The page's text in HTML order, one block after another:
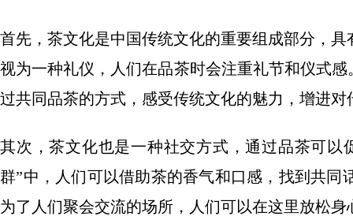
首先，茶文化是中国传统文化的重要组成部分，
视为一种礼仪，人们在品茶时会注重礼节和仪式
过共同品茶的方式，感受传统文化的魅力，增进
其次，茶文化也是一种社交方式，通过品茶可
群”中，人们可以借助茶的香气和口感，找到共
为了人们聚会交流的场所，人们可以在这里放松